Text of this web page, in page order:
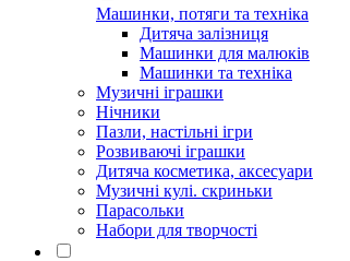
Машинки, потяги та техніка
Дитяча залізниця
Машинки для малюків
Машинки та техніка
Музичні іграшки
Нічники
Пазли, настільні ігри
Розвиваючі іграшки
Дитяча косметика, аксесуари
Музичні кулі. скриньки
Парасольки
Набори для творчості